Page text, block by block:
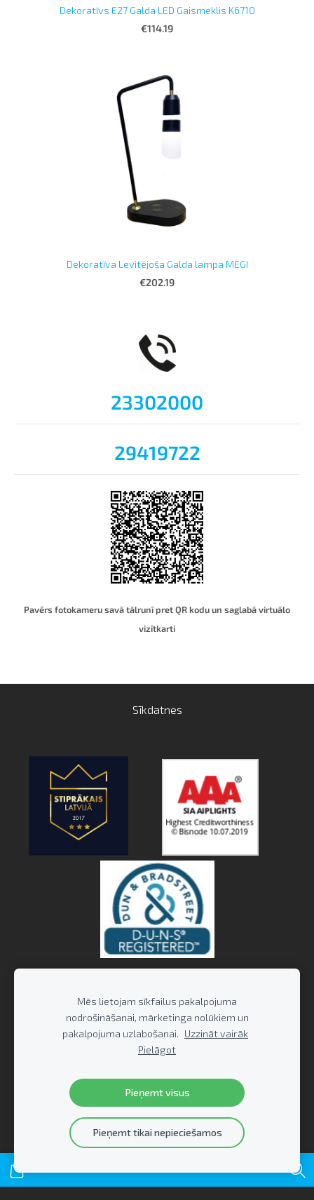
23302000
29419722
Pavērs fotokameru savā tālrunī pret QR kodu un saglabā virtuālo
vizītkarti
Dekoratīvs E27 Galda LED Gaismeklis K6710
€114.19
Dekoratīva Levitējoša Galda lampa MEGI
€202.19
Sīkdatnes
Mēs lietojam sīkfailus pakalpojuma
nodrošināšanai, mārketinga nolūkiem un
pakalpojuma uzlabošanai. Uzzināt vairāk
Pielāgot
Pieņemt visus
Pieņemt tikai nepieciešamos